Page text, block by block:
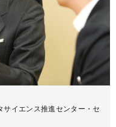
イエンス推進センター・セ